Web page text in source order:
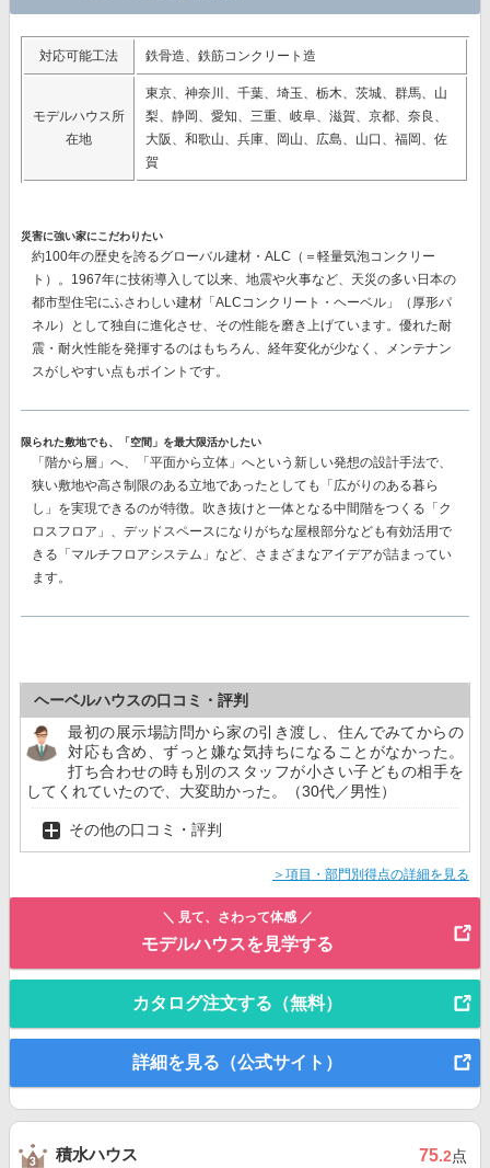
対応可能工法 鉄骨造、鉄筋コンクリート造
モデルハウス所
在地
東京、神奈川、千葉、埼玉、栃木、茨城、群馬、山
梨、静岡、愛知、三重、岐阜、滋賀、京都、奈良、
大阪、和歌山、兵庫、岡山、広島、山口、福岡、佐
賀
災害に強い家にこだわりたい
約100年の歴史を誇るグローバル建材・ALC（＝軽量気泡コンクリー
ト）。1967年に技術導入して以来、地震や火事など、天災の多い日本の
都市型住宅にふさわしい建材 「ALCコンクリート・ヘーベル」（厚形パ
ネル）
として独自に進化させ、その性能を磨き上げています。優れた耐
震・耐火性能を発揮するのはもちろん、経年変化が少なく、メンテナン
スがしやすい点もポイントです。
限られた敷地でも、「空間」を最大限活かしたい
「階から層」へ、「平面から立体」へという新しい発想の設計手法で、
狭い敷地や高さ制限のある立地であったとしても「広がりのある暮ら
し」を実現できるのが特徴。吹き抜けと一体となる中間階をつくる 「ク
ロスフロア」、 デッドスペースになりがちな屋根部分なども有効活用で
きる 「マルチフロアシステム」 など、さまざまなアイデアが詰まってい
ます。
ヘーベルハウスの口コミ・評判
最初の展示場訪問から家の引き渡し、住んでみてからの
対応も含め、ずっと嫌な気持ちになることがなかった。
打ち合わせの時も別のスタッフが小さい子どもの相手を
してくれていたので、大変助かった。（30代／男性）
その他の口コミ・評判
＞項目・部門別得点の詳細を見る
＼ 見て、さわって体感 ／
モデルハウスを見学する
カタログ注文する（無料）
詳細を見る（公式サイト）
積水ハウス 75.2点